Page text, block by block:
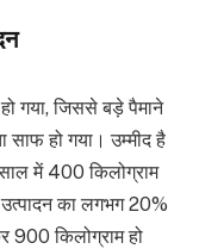
गया, जिससे बड़े पैमाने
हो गया। उम्मीद है
में 400 किलोग्राम
का लगभग 20%
900 किलोग्राम हो